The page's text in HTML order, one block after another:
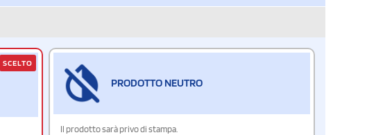
SCELTO
PRODOTTO NEUTRO
Il prodotto sarà privo di stampa.